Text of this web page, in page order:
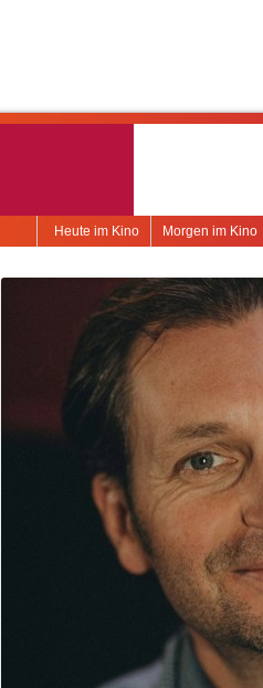
Morgen im Kino
Heute im Kino